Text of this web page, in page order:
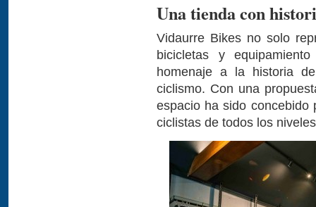
Una tienda con
Vidaurre Bikes no solo
bicicletas y
homenaje a la historia
ciclismo. Con una
espacio ha sido concebido
ciclistas de todos los